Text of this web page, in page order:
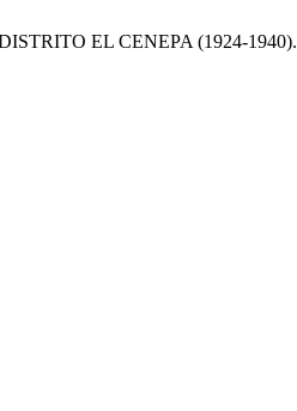
EL CENEPA (1924-1940).